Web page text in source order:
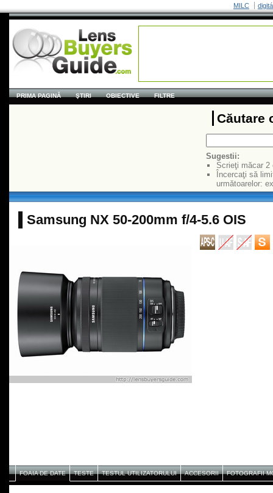
MILC
PRIMA PAGINĂ ŞTIRI OBIECTIVE FILTRE
Căutare
Sugestii:
Scrieţi măcar 2
Încercaţi să
următoarelor:
Samsung NX 50-200mm f/4-5.6 OIS
FOAIA DE DATE TESTE TESTUL UTILIZATORULUI ACCESORII FOTOGRAFII